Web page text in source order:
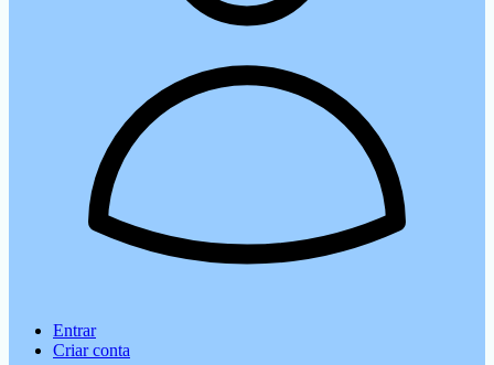
Entrar
Criar conta